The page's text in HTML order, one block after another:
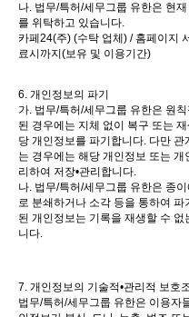
나. 법무/특허/세무그룹 유한은 현
를 위탁하고 있습니다.
카페24(주) (수탁 업체) / 홈페이지
료시까지(보유 및 이용기간)
6. 개인정보의 파기
가. 법무/특허/세무그룹 유한은 원
된 경우에는 지체 없이 복구 또는
당 개인정보를 파기합니다. 다만
는 경우에는 해당 개인정보 또는
리하여 저장•관리합니다.
나. 법무/특허/세무그룹 유한은 종
로 분쇄하거나 소각 등을 통하여
된 개인정보는 기록을 재생할 수
니다.
7. 개인정보의 기술적•관리적 보호
법무/특허/세무그룹 유한은 이용자